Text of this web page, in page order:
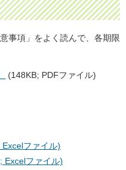
事項」をよく読んで、各期限
(148KB; PDFファイル)
ファイル)
Excelファイル)